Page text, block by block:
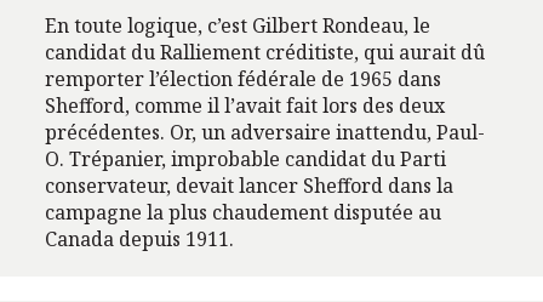
En toute logique, c’est Gilbert Rondeau, le
candidat du Ralliement créditiste, qui aurait dû
remporter l’élection fédérale de 1965 dans
Shefford, comme il l’avait fait lors des deux
précédentes. Or, un adversaire inattendu, Paul-
O. Trépanier, improbable candidat du Parti
conservateur, devait lancer Shefford dans la
campagne la plus chaudement disputée au
Canada depuis 1911.